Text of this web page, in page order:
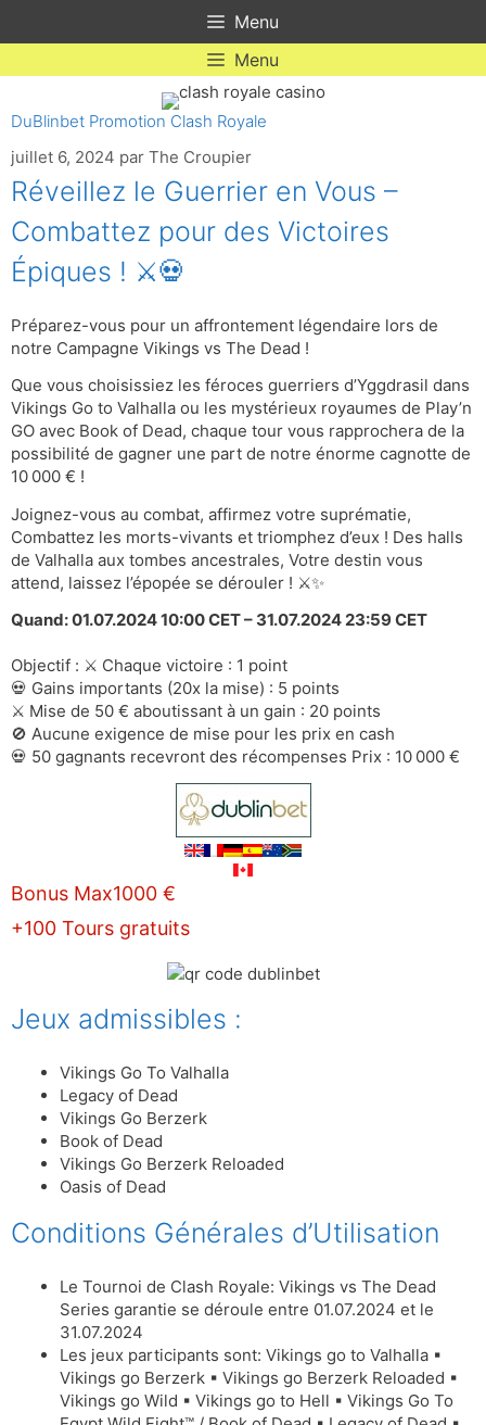
Menu
Menu
DuBlinbet Promotion Clash Royale
juillet 6, 2024 par The Croupier
Réveillez le Guerrier en Vous –
Combattez pour des Victoires
Épiques ! ⚔️💀
Préparez-vous pour un affrontement légendaire lors de
notre Campagne Vikings vs The Dead !
Que vous choisissiez les féroces guerriers d’Yggdrasil dans
Vikings Go to Valhalla ou les mystérieux royaumes de Play’n
GO avec Book of Dead, chaque tour vous rapprochera de la
possibilité de gagner une part de notre énorme cagnotte de
10 000 € !
Joignez-vous au combat, affirmez votre suprématie,
Combattez les morts-vivants et triomphez d’eux ! Des halls
de Valhalla aux tombes ancestrales, Votre destin vous
attend, laissez l’épopée se dérouler ! ⚔️✨
Quand: 01.07.2024 10:00 CET – 31.07.2024 23:59 CET
Objectif : ⚔️ Chaque victoire : 1 point
💀 Gains importants (20x la mise) : 5 points
⚔️ Mise de 50 € aboutissant à un gain : 20 points
🚫 Aucune exigence de mise pour les prix en cash
💀 50 gagnants recevront des récompenses Prix : 10 000 €
Bonus Max1000 €
+100 Tours gratuits
Jeux admissibles :
Vikings Go To Valhalla
Legacy of Dead
Vikings Go Berzerk
Book of Dead
Vikings Go Berzerk Reloaded
Oasis of Dead
Conditions Générales d’Utilisation
Le Tournoi de Clash Royale: Vikings vs The Dead
Series garantie se déroule entre 01.07.2024 et le
31.07.2024
Les jeux participants sont: Vikings go to Valhalla ▪
Vikings go Berzerk ▪ Vikings go Berzerk Reloaded ▪
Vikings go Wild ▪ Vikings go to Hell ▪ Vikings Go To